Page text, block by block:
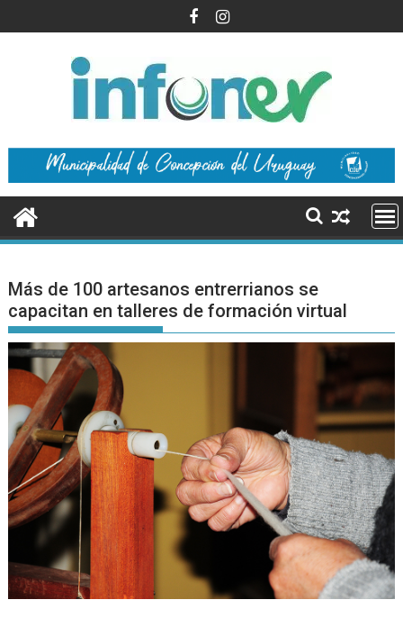
al
Más de 100 artesanos entrerrianos se
capacitan en talleres de formación virtual